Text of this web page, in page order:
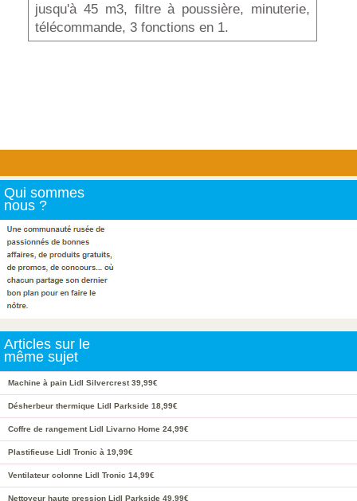
jusqu'à 45 m3, filtre à poussière, minuterie,
télécommande, 3 fonctions en 1.
Qui sommes
nous ?
Articles sur le
même sujet
Machine à pain Lidl Silvercrest 39,99€
Désherbeur thermique Lidl Parkside 18,99€
Coffre de rangement Lidl Livarno Home 24,99€
Plastifieuse Lidl Tronic à 19,99€
Ventilateur colonne Lidl Tronic 14,99€
Nettoyeur haute pression Lidl Parkside 49,99€